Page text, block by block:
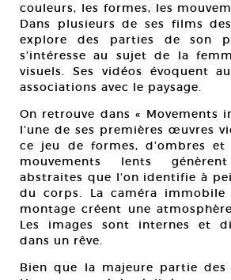
couleurs, les formes, les
Dans plusieurs de ses films
explore des parties de son
s’intéresse au sujet de la
visuels. Ses vidéos évoquent
associations avec le paysage.
On retrouve dans « Movements
l’une de ses premières œuvres
ce jeu de formes, d’ombres et
mouvements lents
abstraites que l’on identifie à
du corps. La caméra immobile
montage créent une
Les images sont internes et
dans un rêve.
Bien que la majeure partie des